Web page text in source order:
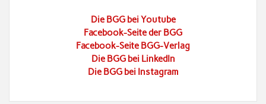
Die BGG bei Youtube
Facebook-Seite der BGG
Facebook-Seite BGG-Verlag
Die BGG bei LinkedIn
Die BGG bei Instagram